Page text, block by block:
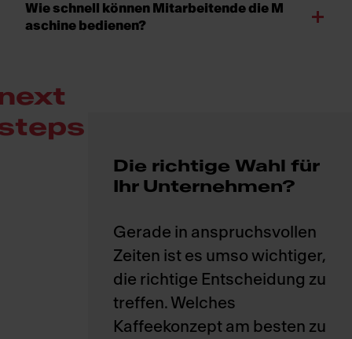
Wie schnell können Mitarbeitende die M
aschine bedienen?
Die richtige Wahl für
Ihr Unternehmen?
Gerade in anspruchsvollen
Zeiten ist es umso wichtiger,
die richtige Entscheidung zu
treffen. Welches
Kaffeekonzept am besten zu